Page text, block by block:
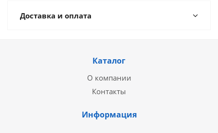
Доставка и оплата
Каталог
О компании
Контакты
Информация